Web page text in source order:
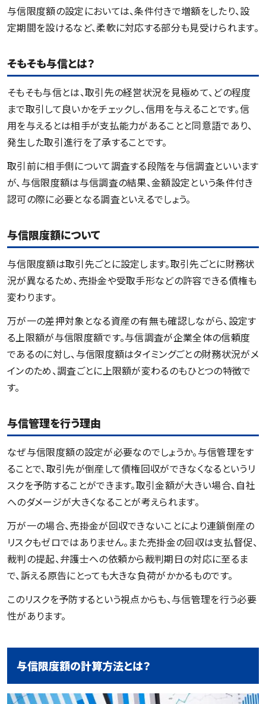
与信限度額の設定においては、条件付きで増額をしたり、設
定期間を設けるなど、柔軟に対応する部分も見受けられます。
そもそも与信とは？
そもそも与信とは、取引先の経営状況を見極めて、どの程度
まで取引して良いかをチェックし、信用を与えることです。信
用を与えるとは相手が支払能力があることと同意語であり、
発生した取引進行を了承することです。
取引前に相手側について調査する段階を与信調査といいます
が、与信限度額は与信調査の結果、金額設定という条件付き
認可の際に必要となる調査といえるでしょう。
与信限度額について
与信限度額は取引先ごとに設定します。取引先ごとに財務状
況が異なるため、売掛金や受取手形などの許容できる債権も
変わります。
万が一の差押対象となる資産の有無も確認しながら、設定す
る上限額が与信限度額です。与信調査が企業全体の信頼度
であるのに対し、与信限度額はタイミングごとの財務状況がメ
インのため、調査ごとに上限額が変わるのもひとつの特徴で
す。
与信管理を行う理由
なぜ与信限度額の設定が必要なのでしょうか。与信管理をす
ることで、取引先が倒産して債権回収ができなくなるというリ
スクを予防することができます。取引金額が大きい場合、自社
へのダメージが大きくなることが考えられます。
万が一の場合、売掛金が回収できないことにより連鎖倒産の
リスクもゼロではありません。また売掛金の回収は支払督促、
裁判の提起、弁護士への依頼から裁判期日の対応に至るま
で、訴える原告にとっても大きな負荷がかかるものです。
このリスクを予防するという視点からも、与信管理を行う必要
性があります。
与信限度額の計算方法とは？